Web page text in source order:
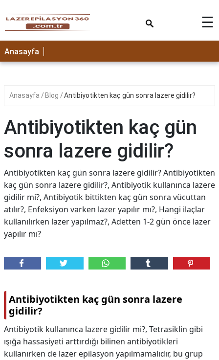
☰
Anasayfa
Anasayfa Blog Antibiyotikten kaç gün sonra lazere gidilir?
Antibiyotikten kaç gün
sonra lazere gidilir?
Antibiyotikten kaç gün sonra lazere gidilir? Antibiyotikten
kaç gün sonra lazere gidilir?, Antibiyotik kullanınca lazere
gidilir mi?, Antibiyotik bittikten kaç gün sonra vücuttan
atılır?, Enfeksiyon varken lazer yapılır mı?, Hangi ilaçlar
kullanılırken lazer yapılmaz?, Adetten 1-2 gün önce lazer
yapılır mı?
Antibiyotikten kaç gün sonra lazere
gidilir?
Antibiyotik kullanınca lazere gidilir mi?, Tetrasiklin gibi
ışığa hassasiyeti arttırdığı bilinen antibiyotikleri
kullanırken de lazer epilasyon yapılmamalıdır, bu grup